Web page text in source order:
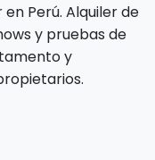
Perú. Alquiler de
y pruebas de
y